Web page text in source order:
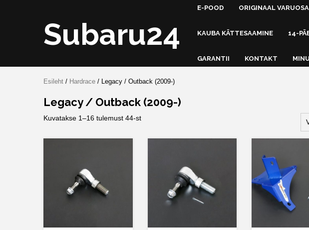
Subaru24
E-POOD ORIGINAAL
KAUBA KÄTTESAAMINE 14-
GARANTII KONTAKT
Esileht / Hardrace / Legacy / Outback (2009-)
Legacy / Outback (2009-)
Kuvatakse 1–16 tulemust 44-st